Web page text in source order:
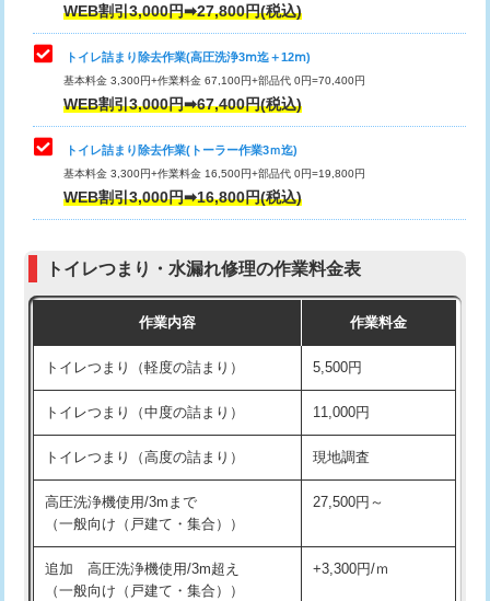
WEB割引3,000円➡27,800円(税込)
トイレ詰まり除去作業(高圧洗浄3ⅿ迄＋12ⅿ)
基本料金 3,300円+作業料金 67,100円+部品代 0円=70,400円
WEB割引3,000円➡67,400円(税込)
トイレ詰まり除去作業(トーラー作業3ｍ迄)
基本料金 3,300円+作業料金 16,500円+部品代 0円=19,800円
WEB割引3,000円➡16,800円(税込)
トイレつまり・水漏れ修理の作業料金表
作業内容 作業料金
トイレつまり（軽度の詰まり） 5,500円
トイレつまり（中度の詰まり） 11,000円
トイレつまり（高度の詰まり） 現地調査
高圧洗浄機使用/3mまで
（一般向け（戸建て・集合））
27,500円～
追加 高圧洗浄機使用/3m超え
（一般向け（戸建て・集合））
+3,300円/ｍ